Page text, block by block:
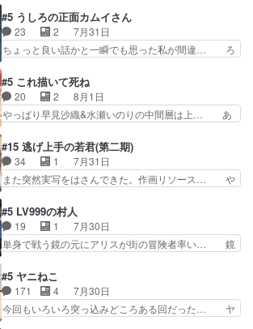
け？と思ったら歌唱シーン… の、らいぶシーン
＿!!­­--­­--­… それだけでええやん！！しかし、ビオラ
が仕…
の鬼夜叉と田楽の増次郎。小さないざこ… 着眼点
は良くとも、先鋭的すぎるのか。芸能… 鬼夜叉は
石也と共に観世座をあとにし、三条… 観世座を離
れ、三条坊門御所で日々を送る鬼… 「お前(鬼夜
子舞勝負。鬼夜叉は猫の動き… 登場人物の我が強
い。新しい獅子舞に拘って… 第５話を
primevideoで視聴しまし…
#5 うしろの正面カムイさん
23 2
7月31日
ちょっと良い話かと一瞬でも思った私が間違… ろ
も1日お疲れ様でした～───昨晩～今… 幼女に拾
われたお市ちゃんの恩返し。化け猫… 役にて出演
させていただきました。ジョアン… トイ・ストー
リーみたいな始まり。流石に除… 猫相手になんで
し良い話化け猫は油が好物… 今回はあかやし1体
のみで15分。金持ちの… 今更だけど霊が性行為
で祓えることは何とな…
#5 これ描いて死ね
20 2
8月1日
やっぱり早見沙織&水瀬いのりの中間層は上… あ
人物が増えてわいわいしたところが好き… 初コミ
ティアで２０冊刷りは妥当だよね。俺… 藤森さん
のママ向けの漫画で、また涙腺が⋯… 〜漫画に
「想い」をこめよう｣娘に漫画であ… 何回この作
てコミティアっていいなあ。同… コミティア参加
のしおりを徹夜で作る先生(… お母さん、娘にあ
んな漫画描かれたら泣いち…
#15 逃げ上手の若君(第二期)
34 1
7月31日
また突然実写をはさんできた。作画リソース… や
歳まで童貞だと魔法使いになれるという… こっち
の諏訪の三大将もまたクセが強いw色… 頼重が完
全にブレーンだよね毎回敵キャラが… 弧次郎「欲
を我慢して強くなれるなら大飯食… 変化球な演出
ていただきました！最終的に… この高らかなDT
宣言、合田一人に通じるも… この作品は近年稀に
見るおっさんキャラの充…
#5 LV999の村人
19 1
7月30日
単身で戦う鏡の元にアリスが街の冒険者率い… 鏡
なががんばってくれたアリスの父ちゃん… 成長限
界が999である村人と定めた上位存… 大規模バト
ルシーンなのに会話してばっかり… やっぱり勇者
より強かったか笑統率力LV9… 普通の人間の親子
#5 ヤニねこ
171 4
7月30日
今回もいろいろ突っ込みどころある回だった… ヤ